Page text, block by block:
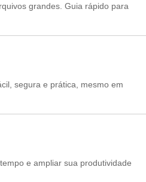
grandes. Guia rápido para
segura e prática, mesmo em
e ampliar sua produtividade